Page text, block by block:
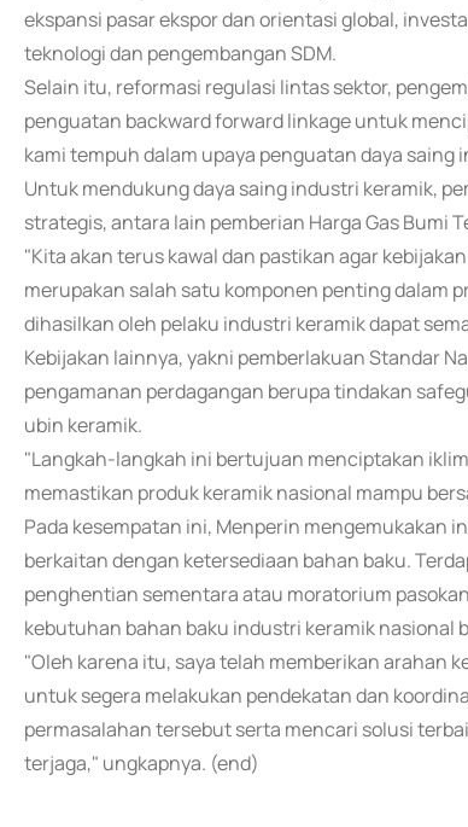
ekspansi pasar ekspor dan orientasi global,
teknologi dan pengembangan SDM.
Selain itu, reformasi regulasi lintas sektor,
penguatan backward forward linkage untuk
kami tempuh dalam upaya penguatan daya
Untuk mendukung daya saing industri keramik,
strategis, antara lain pemberian Harga Gas Bumi
"Kita akan terus kawal dan pastikan agar
merupakan salah satu komponen penting dalam
dihasilkan oleh pelaku industri keramik dapat
Kebijakan lainnya, yakni pemberlakuan Standar
pengamanan perdagangan berupa tindakan
ubin keramik.
"Langkah-langkah ini bertujuan menciptakan
memastikan produk keramik nasional mampu
Pada kesempatan ini, Menperin mengemukakan
berkaitan dengan ketersediaan bahan baku.
penghentian sementara atau moratorium
kebutuhan bahan baku industri keramik nasional
"Oleh karena itu, saya telah memberikan arahan
untuk segera melakukan pendekatan dan
permasalahan tersebut serta mencari solusi
terjaga," ungkapnya. (end)